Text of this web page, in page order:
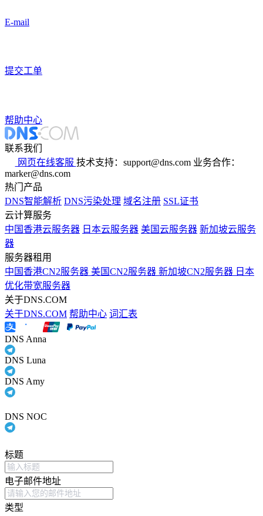
E-mail
提交工单
帮助中心
联系我们
网页在线客服 技术支持：support@dns.com 业务合作：
marker@dns.com
热门产品
DNS智能解析 DNS污染处理 域名注册 SSL证书
云计算服务
中国香港云服务器 日本云服务器 美国云服务器 新加坡云服务
器
服务器租用
中国香港CN2服务器 美国CN2服务器 新加坡CN2服务器 日本
优化带宽服务器
关于DNS.COM
关于DNS.COM 帮助中心 词汇表
DNS Anna
DNS Luna
DNS Amy
DNS NOC
标题
电子邮件地址
类型